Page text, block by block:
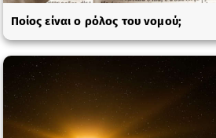
Ποίος είναι ο ρόλος του νομού;